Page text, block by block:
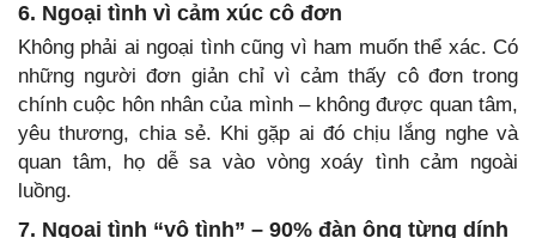
6. Ngoại tình vì cảm xúc cô đơn
Không phải ai ngoại tình cũng vì ham muốn thể xác. Có
những người đơn giản chỉ vì cảm thấy cô đơn trong
chính cuộc hôn nhân của mình – không được quan tâm,
yêu thương, chia sẻ. Khi gặp ai đó chịu lắng nghe và
quan tâm, họ dễ sa vào vòng xoáy tình cảm ngoài
luồng.
7. Ngoại tình “vô tình” – 90% đàn ông từng dính